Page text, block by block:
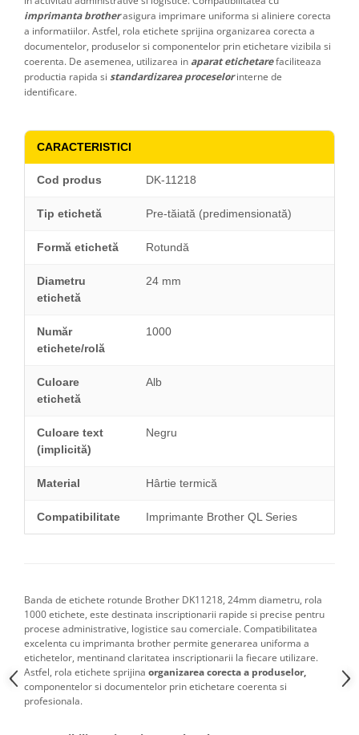
imprimanta brotherasigura imprimare uniforma si aliniere corecta
a informatiilor. Astfel, rola etichete sprijina organizarea corecta a
documentelor, produselor si componentelor prin etichetare vizibila si
coerenta. De asemenea, utilizarea in aparat etichetarefaciliteaza
productia rapida si standardizarea proceselorinterne de
identificare.
CARACTERISTICI
Cod produs DK-11218
Tip etichetă Pre-tăiată (predimensionată)
Formă etichetă Rotundă
Diametru
etichetă
24 mm
Număr
etichete/rolă
1000
Culoare
etichetă
Alb
Culoare text
(implicită)
Negru
Material Hârtie termică
Compatibilitate Imprimante Brother QL Series
Banda de etichete rotunde Brother DK11218, 24mm diametru, rola
1000 etichete, este destinata inscriptionarii rapide si precise pentru
procese administrative, logistice sau comerciale. Compatibilitatea
excelenta cu imprimanta brother permite generarea uniforma a
etichetelor, mentinand claritatea inscriptionarii la fiecare utilizare.
Astfel, rola etichete sprijina organizarea corecta a produselor,
componentelor si documentelor prin etichetare coerenta si
profesionala.